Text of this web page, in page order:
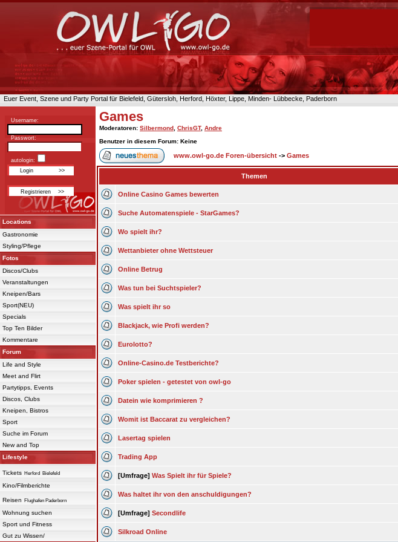
Euer Event, Szene und Party Portal für Bielefeld, Gütersloh, Herford, Höxter, Lippe, Minden- Lübbecke, Paderborn
Username:
Passwort:
autologin:
Locations
Gastronomie
Styling/Pflege
Fotos
Discos/Clubs
Veranstaltungen
Kneipen/Bars
Sport(NEU)
Specials
Top Ten Bilder
Kommentare
Forum
Life and Style
Meet and Flirt
Partytipps, Events
Discos, Clubs
Kneipen, Bistros
Sport
Suche im Forum
New and Top
Lifestyle
Tickets Herford Bielefeld
Kino/Filmberichte
Reisen Flughafen Paderborn
Wohnung suchen
Sport und Fitness
Gut zu Wissen/
Games
Moderatoren: Silbermond ChrisGT, Andre
Benutzer in diesem Forum: Keine
www.owl-go.de Foren-übersicht -> Games
Themen
Online Casino Games bewerten
Suche Automatenspiele - StarGames?
Wo spielt ihr?
Wettanbieter ohne Wettsteuer
Online Betrug
Was tun bei Suchtspieler?
Was spielt ihr so
Blackjack, wie Profi werden?
Eurolotto?
Online-Casino.de Testberichte?
Poker spielen - getestet von owl-go
Datein wie komprimieren ?
Womit ist Baccarat zu vergleichen?
Lasertag spielen
Trading App
[Umfrage] Was Spielt ihr für Spiele?
Was haltet ihr von den anschuldigungen?
[Umfrage] Secondlife
Silkroad Online